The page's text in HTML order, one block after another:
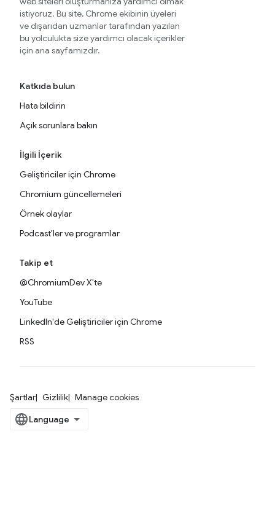
istiyoruz. Bu site, Chrome ekibinin üyeleri
ve dışarıdan uzmanlar tarafından yazılan
bu yolculukta size yardımcı olacak içerikler
için ana sayfamızdır.
Katkıda bulun
Hata bildirin
Açık sorunlara bakın
İlgili İçerik
Geliştiriciler için Chrome
Chromium güncellemeleri
Örnek olaylar
Podcast'ler ve programlar
Takip et
@ChromiumDev X'te
YouTube
LinkedIn'de Geliştiriciler için Chrome
RSS
Şartlar Gizlilik Manage cookies